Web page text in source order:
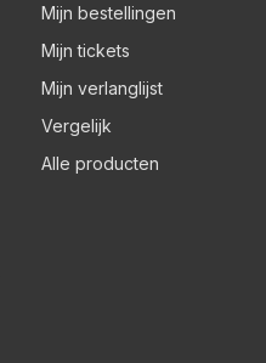
Mijn bestellingen
Mijn tickets
Mijn verlanglijst
Vergelijk
Alle producten